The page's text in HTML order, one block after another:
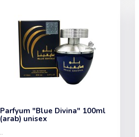
Parfyum "Blue Divina" 100ml
(arab) unisex
..